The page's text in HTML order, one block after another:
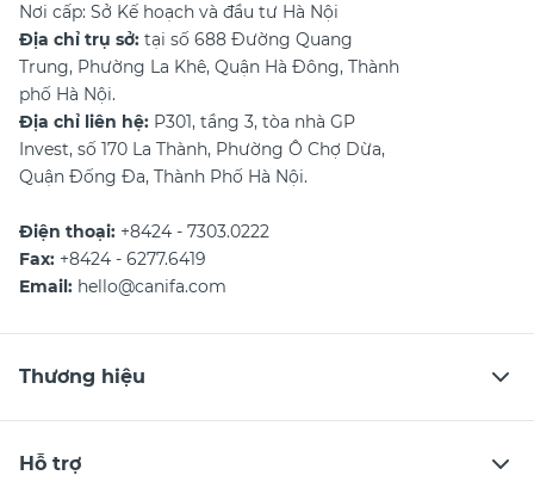
Nơi cấp: Sở Kế hoạch và đầu tư Hà Nội
Địa chỉ trụ sở: tại số 688 Đường Quang
Trung, Phường La Khê, Quận Hà Đông, Thành
phố Hà Nội.
Địa chỉ liên hệ: P301, tầng 3, tòa nhà GP
Invest, số 170 La Thành, Phường Ô Chợ Dừa,
Quận Đống Đa, Thành Phố Hà Nội.
Điện thoại: +8424 - 7303.0222
Fax: +8424 - 6277.6419
Email: hello@canifa.com
Thương hiệu
Hỗ trợ